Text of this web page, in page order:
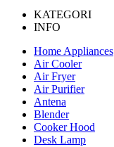
KATEGORI
INFO
Home Appliances
Air Cooler
Air Fryer
Air Purifier
Antena
Blender
Cooker Hood
Desk Lamp